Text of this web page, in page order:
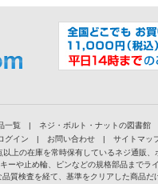
一覧 |
ネジ・ボルト・ナットの図書館
グイン | お問い合わせ |
サイトマッ
上の在庫を常時保有しているネジ通販
ーや止め輪、ピンなどの規格部品まで
質検査を経て、基準をクリアした商品